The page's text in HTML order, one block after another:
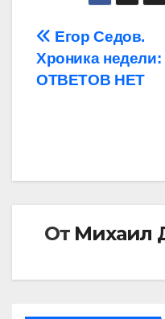
Навигация
по
Егор Седов.
Хроника недели:
ОТВЕТОВ НЕТ
От Михаил